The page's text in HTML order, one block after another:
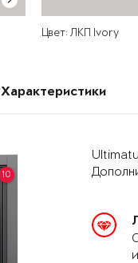
Цвет: ЛКП Ivory
Характеристики
10